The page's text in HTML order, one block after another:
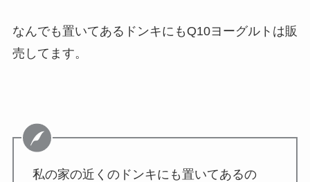
なんでも置いてあるドンキにもQ10ヨーグルトは販
売してます。
私の家の近くのドンキにも置いてあるの